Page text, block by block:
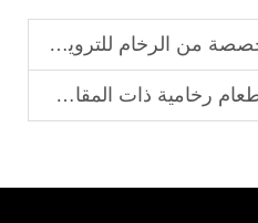
للعلامة التجارية والهدايا المؤسسية
ذات المقاس المثالي لمساحتك